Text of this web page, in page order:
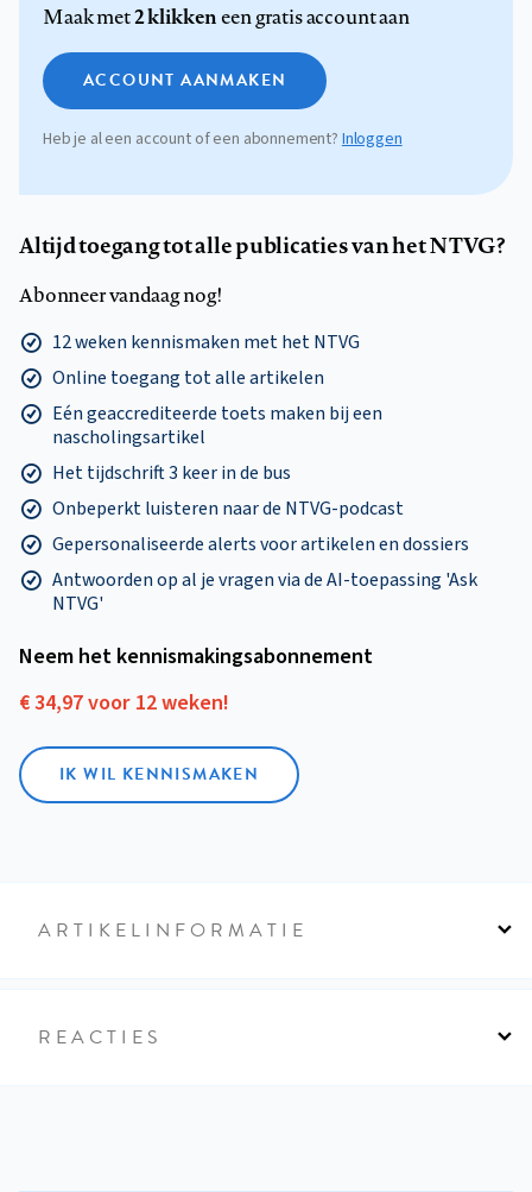
Maak met2 klikkeneen gratis account aan
ACCOUNT AANMAKEN
Heb je al een account of een abonnement? Inloggen
Altijd toegang tot alle publicaties van het NTVG?
Abonneer vandaag nog!
12 weken kennismaken met het NTVG
Online toegang tot alle artikelen
Eén geaccrediteerde toets maken bij een
nascholingsartikel
Het tijdschrift 3 keer in de bus
Onbeperkt luisteren naar de NTVG-podcast
Gepersonaliseerde alerts voor artikelen en dossiers
Antwoorden op al je vragen via de AI-toepassing 'Ask
NTVG'
Neem het kennismakings­abonnement
€ 34,97 voor 12 weken!
IK WIL KENNISMAKEN
ARTIKELINFORMATIE
REACTIES